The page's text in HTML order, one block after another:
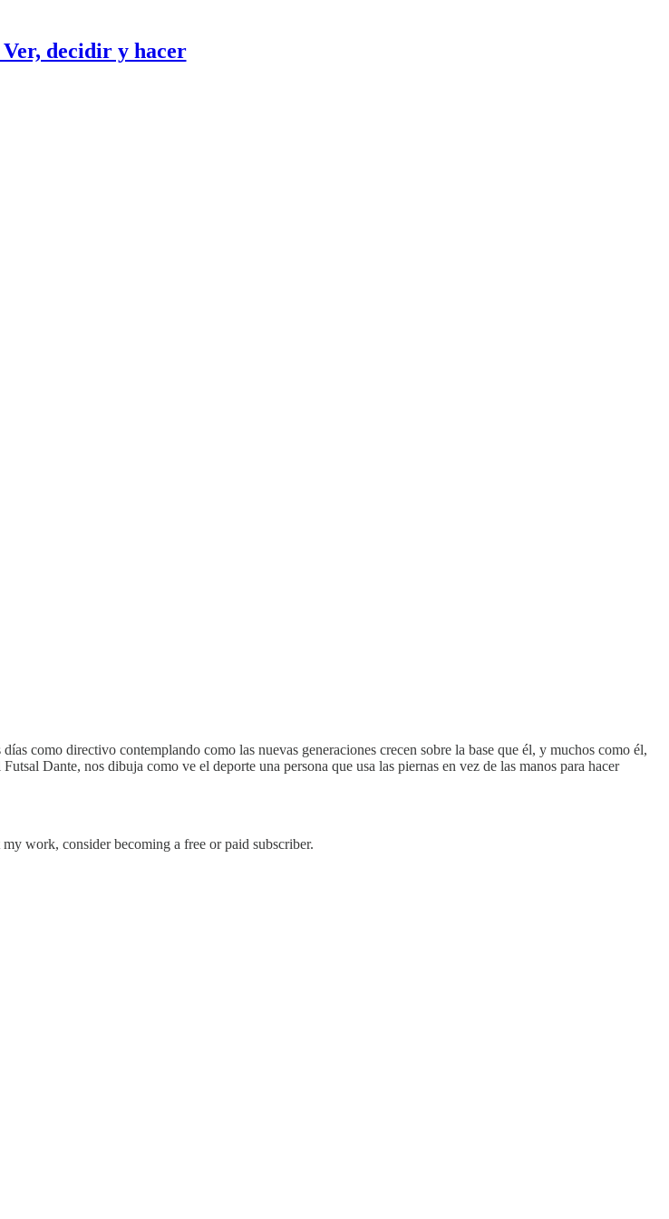
decidir y hacer
como directivo contemplando como las nuevas generaciones crecen sobre la base que él, y muchos como él,
Dante, nos dibuja como ve el deporte una persona que usa las piernas en vez de las manos para hacer
work, consider becoming a free or paid subscriber.